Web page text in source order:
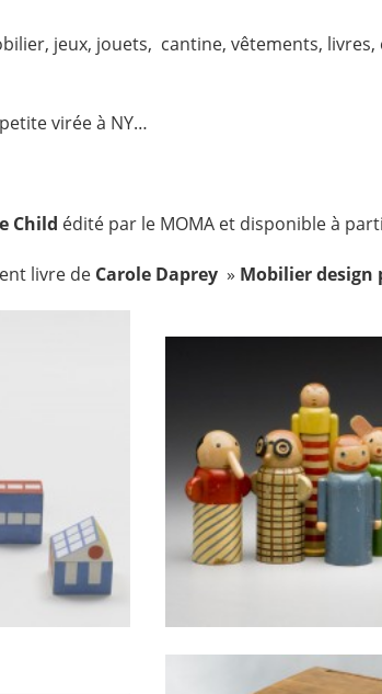
jeux, jouets, cantine, vêtements,
virée à NY…
Child édité par le MOMA et disponible à
livre de Carole Daprey » Mobilier design